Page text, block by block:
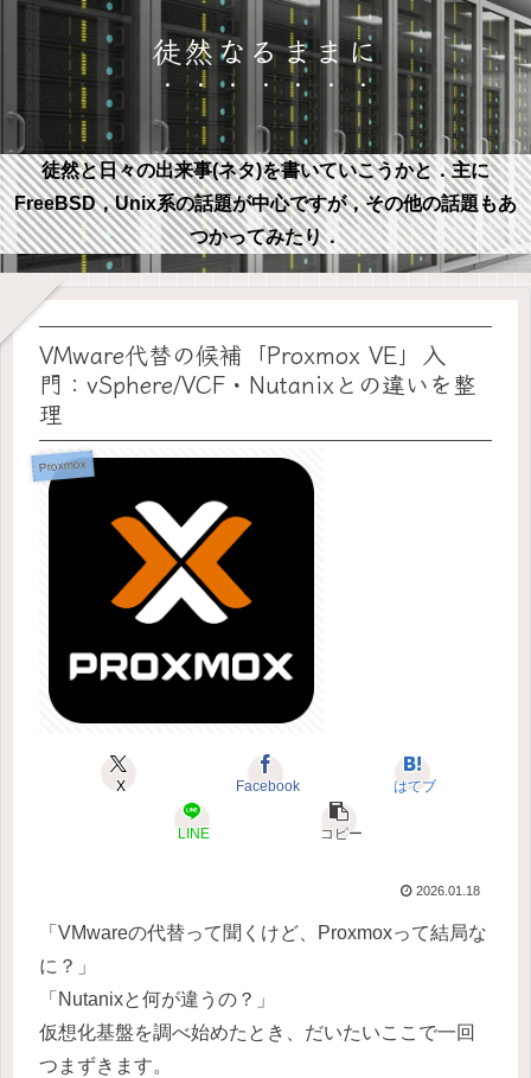
徒然なるままに
徒然と日々の出来事(ネタ)を書いていこうかと．主に
FreeBSD，Unix系の話題が中心ですが，その他の話題もあ
つかってみたり．
VMware代替の候補「Proxmox VE」入
門：vSphere/VCF・Nutanixとの違いを整
理
Proxmox
X Facebook はてブ
LINE コピー
2026.01.18
「VMwareの代替って聞くけど、Proxmoxって結局な
に？」
「Nutanixと何が違うの？」
仮想化基盤を調べ始めたとき、だいたいここで一回
つまずきます。